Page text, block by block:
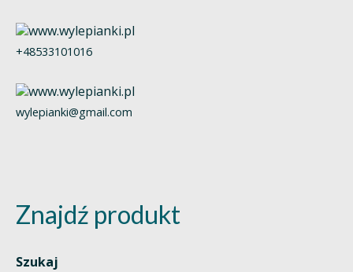
+48533101016
wylepianki@gmail.com
Znajdź produkt
Szukaj